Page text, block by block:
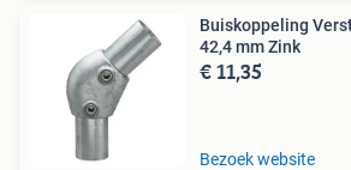
Buiskoppeling
42,4 mm Zink
€ 11,35
Bezoek website